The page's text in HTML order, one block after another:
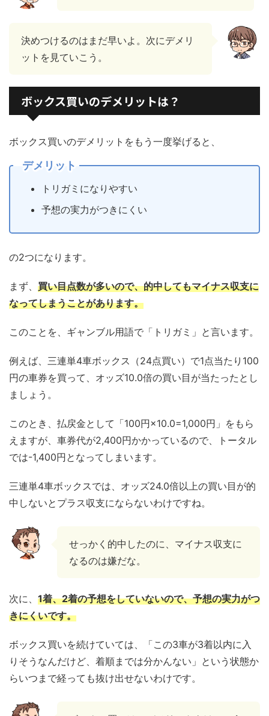
決めつけるのはまだ早いよ。次にデメリ
ットを見ていこう。
ボックス買いのデメリットは？
ボックス買いのデメリットをもう一度挙げると、
デメリット
トリガミになりやすい
予想の実力がつきにくい
の2つになります。
まず、 買い目点数が多いので、的中してもマイナス収支に
なってしまうことがあります。
このことを、ギャンブル用語で「トリガミ」と言います。
例えば、三連単4車ボックス（24点買い）で1点当たり100
円の車券を買って、オッズ10.0倍の買い目が当たったとし
ましょう。
このとき、払戻金として「100円×10.0=1,000円」をもら
えますが、車券代が2,400円かかっているので、トータル
では-1,400円となってしまいます。
三連単4車ボックスでは、オッズ24.0倍以上の買い目が的
中しないとプラス収支にならないわけですね。
せっかく的中したのに、マイナス収支に
なるのは嫌だな。
次に、 1着、2着の予想をしていないので、予想の実力がつ
きにくいです。
ボックス買いを続けていては、「この3車が3着以内に入
りそうなんだけど、着順までは分かんない」という状態か
らいつまで経っても抜け出せないわけです。